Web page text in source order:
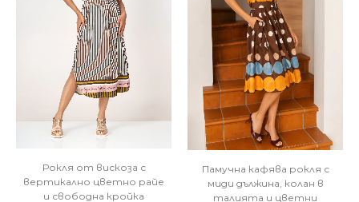
Рокля от вискоза с
вертикално цветно райе
и свободна кройка
Памучна кафява рокля с
миди дължина, колан в
талията и цветни